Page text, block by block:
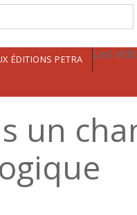
ÉDITIONS PETRA Les
un